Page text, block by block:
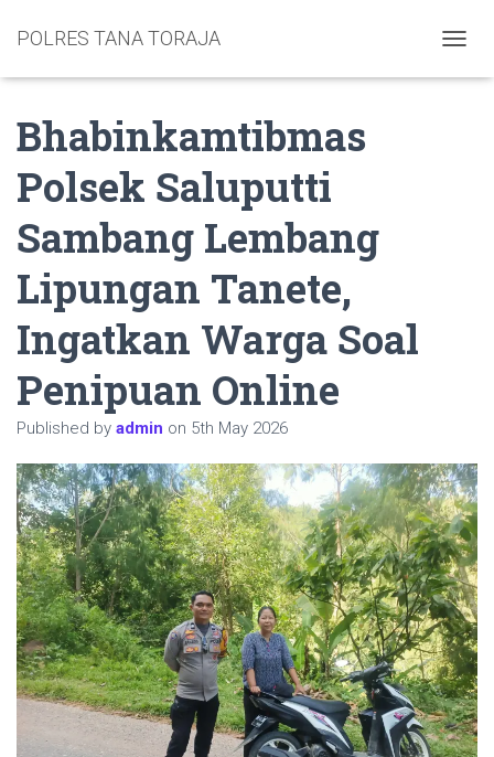
POLRES TANA TORAJA
Bhabinkamtibmas
Polsek Saluputti
Sambang Lembang
Lipungan Tanete,
Ingatkan Warga Soal
Penipuan Online
Published by admin on 5th May 2026